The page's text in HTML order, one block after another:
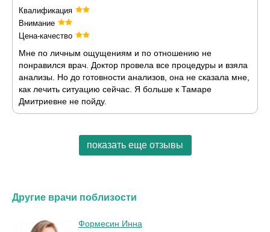
Квалификация
Внимание
Цена-качество
Мне по личным ощущениям и по отношению не
понравился врач. Доктор провела все процедуры и взяла
анализы. Но до готовности анализов, она не сказала мне,
как лечить ситуацию сейчас. Я больше к Тамаре
Дмитриевне не пойду.
показать еще отзывы
Другие врачи поблизости
Формесин Инна